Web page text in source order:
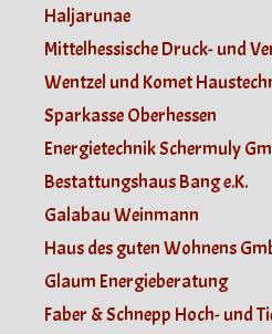
Haljarunae
Mittelhessische Druck- und
Wentzel und Komet
Sparkasse Oberhessen
Energietechnik Schermuly
Bestattungshaus Bang e.K.
Galabau Weinmann
Haus des guten Wohnens
Glaum Energieberatung
Faber & Schnepp Hoch- und